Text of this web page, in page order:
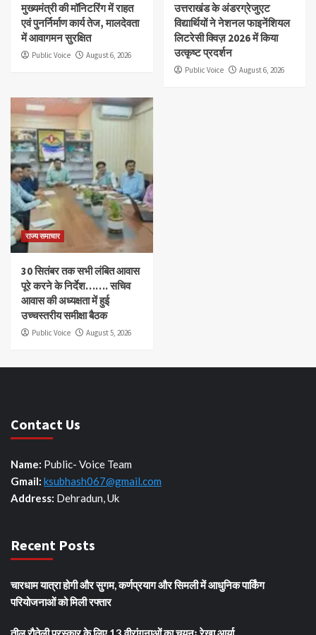
मुख्यमंत्री की मॉनिटरिंग में राहत
एवं पुनर्निर्माण कार्य तेज, मालदेवता
में आवागमन सुरक्षित
Public Voice August 6, 2026
उत्तराखंड के अंडरग्रेजुएट
विद्यार्थियों ने नेशनल फाइनेंशियल
लिटरेसी क्विज़ 2026 में किया
उत्कृष्ट प्रदर्शन
Public Voice August 6, 2026
राज्य समाचार
30 सितंबर तक सभी लंबित आवास
पूरे करने के निर्देश……. सचिव
आवास की अध्यक्षता में हुई
उच्चस्तरीय समीक्षा बैठक
Public Voice August 5, 2026
Contact Us
Name: Public- Voice Team
Gmail: ksubhash067@gmail.com
Address: Dehradun, Uk
Recent Posts
चारधाम यात्रा होगी और सुगम, कर्णप्रयाग और सिमली में आधुनिक पार्किंग
परियोजनाओं को मिली रफ्तार